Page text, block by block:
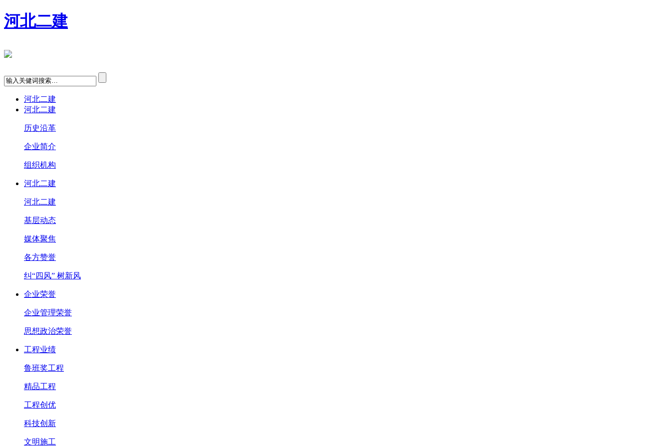
河北二建
河北二建
河北二建
历史沿革
企业简介
组织机构
河北二建
河北二建
基层动态
媒体聚焦
各方赞誉
纠“四风” 树新风
企业荣誉
企业管理荣誉
思想政治荣誉
工程业绩
鲁班奖工程
精品工程
工程创优
科技创新
文明施工